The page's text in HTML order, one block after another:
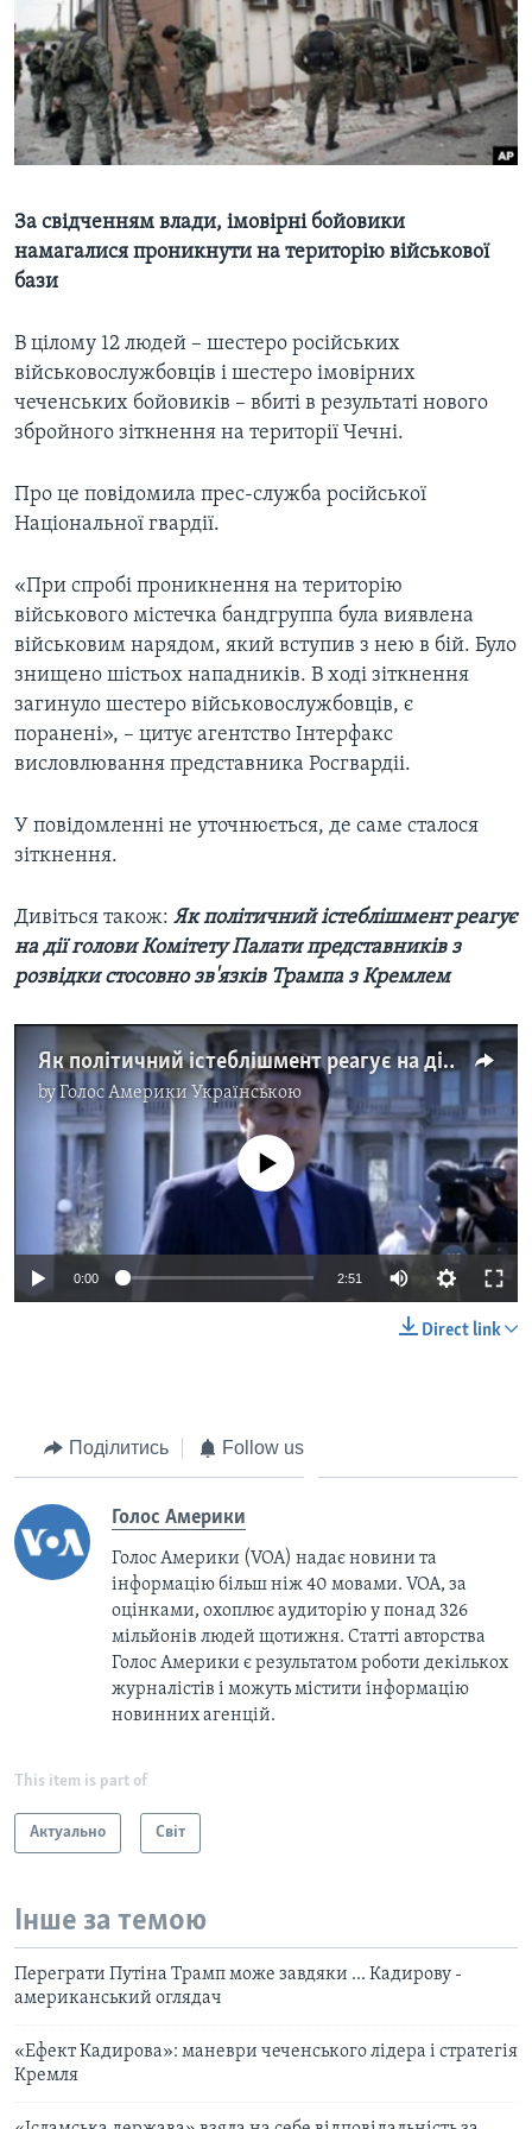
СУСПІЛЬСТВО
ЕКОНОМІКА
ІСТОРІЇ УСПІХУ УКРАЇНЦІВ
ТЕЛЕПРОГРАМИ
ЧАС-TIME
БРИФІНГ ГОЛОСУ АМЕРИКИ
ВІКНО В АМЕРИКУ
ПРАЙМ-ТАЙМ
ENGLISH
Learning English
МИ В СОЦМЕРЕЖАХ
За свідченням влади, імовірні бойовики
намагалися проникнути на територію військової
бази
В цілому 12 людей – шестеро російських
військовослужбовців і шестеро імовірних
чеченських бойовиків – вбиті в результаті нового
збройного зіткнення на території Чечні.
Про це повідомила прес-служба російської
Національної гвардії.
«При спробі проникнення на територію
військового містечка бандгруппа була виявлена
військовим нарядом, який вступив з нею в бій. Було
знищено шістьох нападників. В ході зіткнення
загинуло шестеро військовослужбовців, є
поранені», – цитує агентство Інтерфакс
висловлювання представника Росгвардіі.
У повідомленні не уточнюється, де саме сталося
зіткнення.
Дивіться також: Як політичний істеблішмент реагує
на дії голови Комітету Палати представників з
розвідки cтосовно зв'язків Трампа з Кремлем
Як політичний істеблішмент реагує на дії голови Комітету Палати представників з розвідки cтосовно зв'язків Трампа з Кремлем. Відео
byГолос Америки Українською
No media source currently available
0:00 2:51
Direct link
Поділитись Follow us
Голос Америки
Голос Америки (VOA) надає новини та
інформацію більш ніж 40 мовами. VOA, за
оцінками, охоплює аудиторію у понад 326
мільйонів людей щотижня. Статті авторства
Голос Америки є результатом роботи декількох
журналістів і можуть містити інформацію
новинних агенцій.
This item is part of
Актуально Світ
Інше за темою
Переграти Путіна Трамп може завдяки ... Кадирову -
американський оглядач
«Ефект Кадирова»: маневри чеченського лідера і стратегія
Кремля